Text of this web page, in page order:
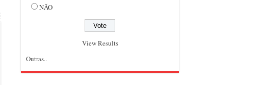
NÃO
View Results
Outras..